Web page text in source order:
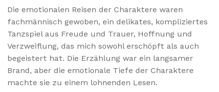
Die emotionalen Reisen der Charaktere waren
fachmännisch gewoben, ein delikates, kompliziertes
Tanzspiel aus Freude und Trauer, Hoffnung und
Verzweiflung, das mich sowohl erschöpft als auch
begeistert hat. Die Erzählung war ein langsamer
Brand, aber die emotionale Tiefe der Charaktere
machte sie zu einem lohnenden Lesen.